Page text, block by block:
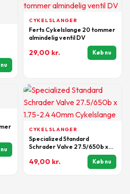
CYKELSLANGER
Ferts Cykelslange 20 tommer
almindelig ventil DV
29,00 kr. Køb nu
CYKELSLANGER
Specialized Standard
Schrader Valve 27.5/650b x
1.75-2.4 40mm Cykelslange
49,00 kr. Køb nu